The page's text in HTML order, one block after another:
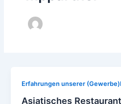
Erfahrungen unserer
Asiatisches